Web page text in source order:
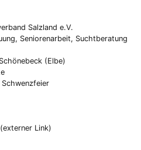
Salzland e.V.
Seniorenarbeit, Suchtberatung
(Elbe)
(externer Link)